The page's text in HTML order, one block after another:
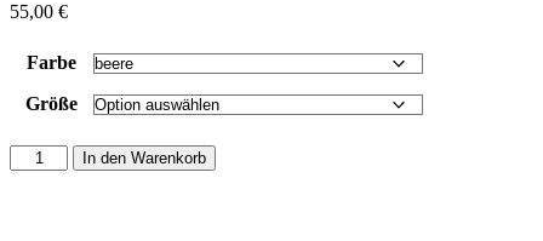
55,00 €
Farbe
Größe
In den Warenkorb